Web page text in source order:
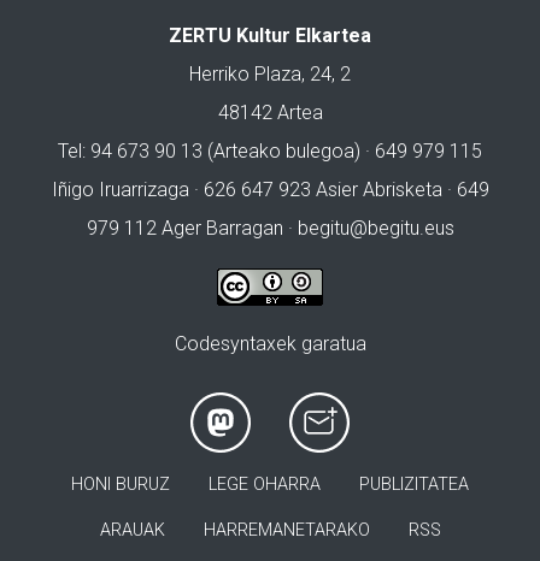
ZERTU Kultur Elkartea
Herriko Plaza, 24, 2
48142 Artea
Tel: 94 673 90 13 (Arteako bulegoa) · 649 979 115
Iñigo Iruarrizaga · 626 647 923 Asier Abrisketa · 649
979 112 Ager Barragan · begitu@begitu.eus
Codesyntaxek garatua
HONI BURUZ LEGE OHARRA PUBLIZITATEA
ARAUAK HARREMANETARAKO RSS